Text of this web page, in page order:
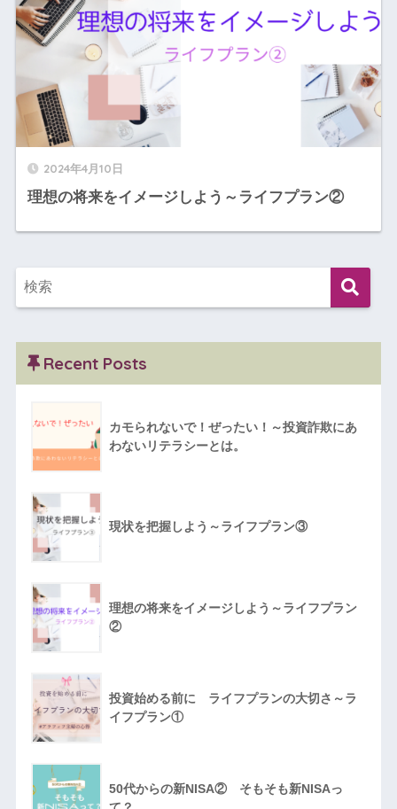
2024年4月10日
理想の将来をイメージしよう～ライフプラン②
Recent Posts
カモられないで！ぜったい！～投資詐欺にあ
わないリテラシーとは。
現状を把握しよう～ライフプラン③
理想の将来をイメージしよう～ライフプラン
②
投資始める前に ライフプランの大切さ～ラ
イフプラン①
50代からの新NISA② そもそも新NISAっ